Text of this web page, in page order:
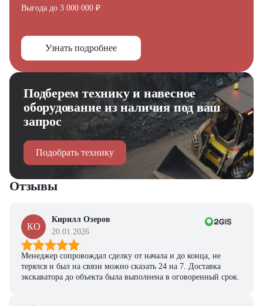
Выгода до 3 000 000 ₽
Узнать подробнее
Подберем технику и навесное
оборудование из наличия под ваш
запрос
Подобрать технику
Отзывы
КО
Кирилл Озеров
20.01.2026
Менеджер сопровождал сделку от начала и до конца, не
терялся и был на связи можно сказать 24 на 7. Доставка
экскаватора до объекта была выполнена в оговоренный срок.